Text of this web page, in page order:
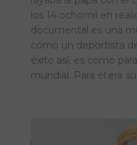
los 14 ochomil en
documental es una
cómo un deportista
éxito así, es como
mundial. Para él era